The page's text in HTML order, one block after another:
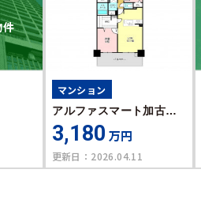
件
マンション
アルファスマート加古川
駅北
3,180 万円
更新日： 2026.04.11